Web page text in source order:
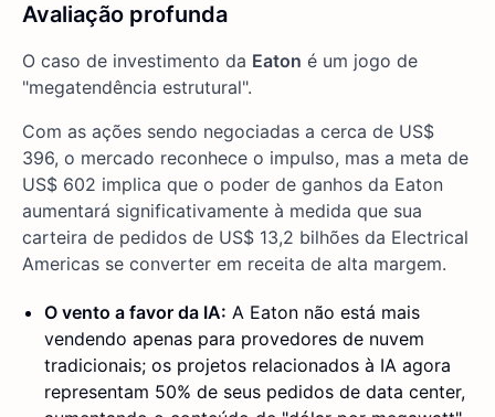
Avaliação profunda
O caso de investimento da Eaton é um jogo de
"megatendência estrutural".
Com as ações sendo negociadas a cerca de US$
396, o mercado reconhece o impulso, mas a meta de
US$ 602 implica que o poder de ganhos da Eaton
aumentará significativamente à medida que sua
carteira de pedidos de US$ 13,2 bilhões da Electrical
Americas se converter em receita de alta margem.
O vento a favor da IA: A Eaton não está mais
vendendo apenas para provedores de nuvem
tradicionais; os projetos relacionados à IA agora
representam 50% de seus pedidos de data center,